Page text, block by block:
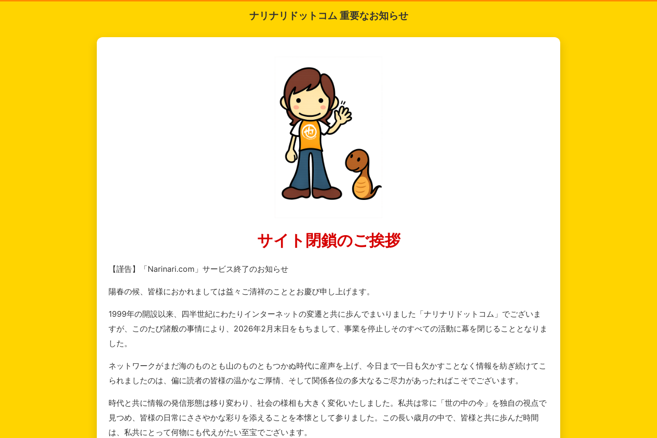
ナリナリドットコム 重要なお知らせ
サイト閉鎖のご挨拶
【謹告】「Narinari.com」サービス終了のお知らせ
陽春の候、皆様におかれましては益々ご清祥のこととお慶び申し上げます。
1999年の開設以来、四半世紀にわたりインターネットの変遷と共に歩んでまいりました「ナリナリドットコム」でございま
すが、このたび諸般の事情により、2026年2月末日をもちまして、事業を停止しそのすべての活動に幕を閉じることとなりま
した。
ネットワークがまだ海のものとも山のものともつかぬ時代に産声を上げ、今日まで一日も欠かすことなく情報を紡ぎ続けてこ
られましたのは、偏に読者の皆様の温かなご厚情、そして関係各位の多大なるご尽力があったればこそでございます。
時代と共に情報の発信形態は移り変わり、社会の様相も大きく変化いたしました。私共は常に「世の中の今」を独自の視点で
見つめ、皆様の日常にささやかな彩りを添えることを本懐として参りました。この長い歳月の中で、皆様と共に歩んだ時間
は、私共にとって何物にも代えがたい至宝でございます。